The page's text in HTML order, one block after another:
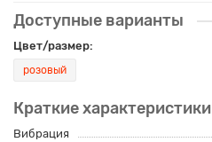
Доступные варианты
Цвет/размер:
розовый
Краткие характеристики
Вибрация